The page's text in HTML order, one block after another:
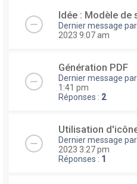
Idée : Modèle de
Dernier message par
2023 9:07 am
Génération PDF
Dernier message par
1:41 pm
Réponses : 2
Utilisation
Dernier message par
2023 3:27 pm
Réponses : 1